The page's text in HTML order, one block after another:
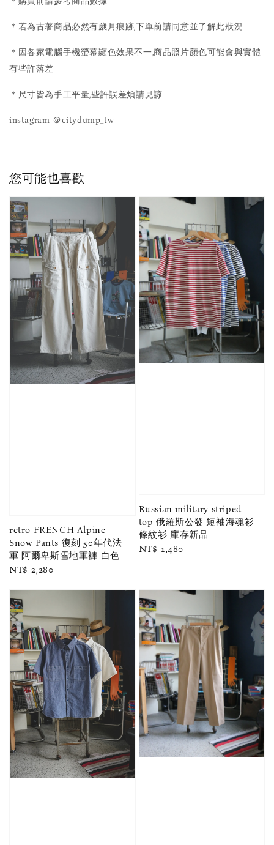
＊若為古著商品必然有歲月痕跡,下單前請同意並了解此狀況
＊因各家電腦手機螢幕顯色效果不一,商品照片顏色可能會與實體
有些許落差
＊尺寸皆為手工平量,些許誤差煩請見諒
instagram ＠citydump_tw
您可能也喜歡
retro FRENCH Alpine
Snow Pants 復刻 50年代法
軍 阿爾卑斯雪地軍褲 白色
Regular
NT$ 2,280
Russian military striped
top 俄羅斯公發 短袖海魂衫
條紋衫 庫存新品
Regular
NT$ 1,480